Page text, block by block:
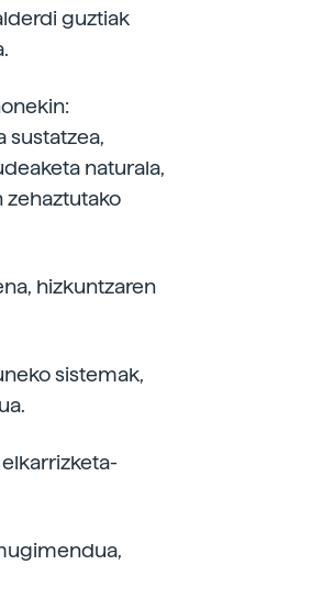
guztiak
sustatzea,
naturala,
zehaztutako
hizkuntzaren
sistemak,